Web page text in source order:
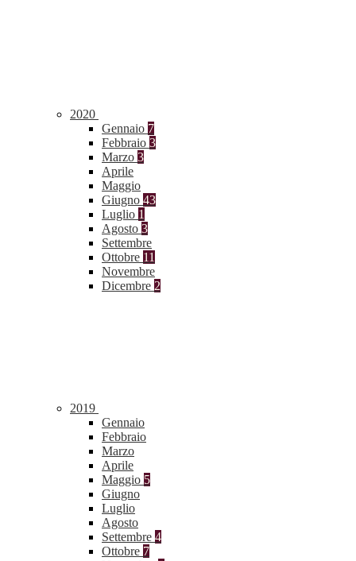
2020
Gennaio 7
Febbraio 3
Marzo 3
Aprile
Maggio
Giugno 43
Luglio 1
Agosto 3
Settembre
Ottobre 11
Novembre
Dicembre 2
2019
Gennaio
Febbraio
Marzo
Aprile
Maggio 5
Giugno
Luglio
Agosto
Settembre 4
Ottobre 7